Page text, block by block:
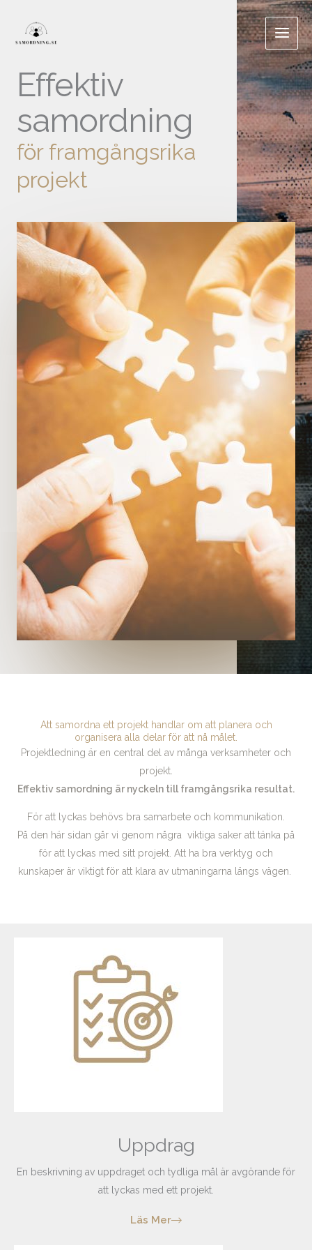
innehåll
Effektiv
samordning
för framgångsrika
projekt
Att samordna ett projekt handlar om att planera och
organisera alla delar för att nå målet.
Projektledning är en central del av många verksamheter och
projekt.
Effektiv samordning är nyckeln till framgångsrika resultat.
För att lyckas behövs bra samarbete och kommunikation.
På den här sidan går vi genom några viktiga saker att tänka på
för att lyckas med sitt projekt. Att ha bra verktyg och
kunskaper är viktigt för att klara av utmaningarna längs vägen.
Uppdrag
En beskrivning av uppdraget och tydliga mål är avgörande för
att lyckas med ett projekt.
Läs Mer